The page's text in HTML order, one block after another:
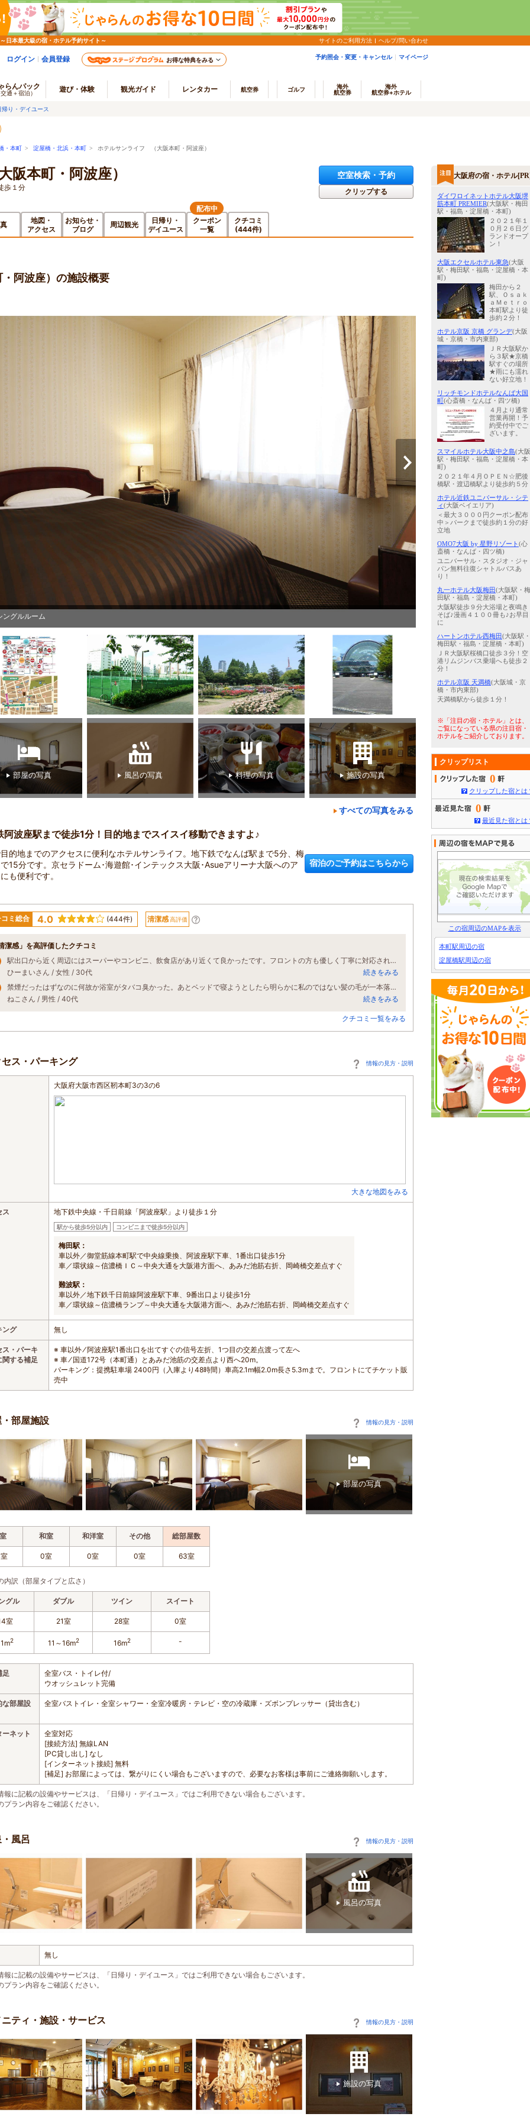
日本最大級の宿・ホテル予約サイト～ サイトのご利用方法 ヘルプ/問い合わせ
ログイン 会員登録 お得な特典をみる 予約照会・変更・キャンセル マイページ
らんパック
交通＋宿泊） 遊び・体験 観光ガイド レンタカー 航空券 ゴルフ
海外
航空券
海外
航空券+ホテル
帰り・デイユース
・本町 > 淀屋橋・北浜・本町 > ホテルサンライフ （大阪本町・阿波座）
本町・阿波座）
歩１分
空室検索・予約
クリップする
地図・
アクセス
お知らせ・
ブログ
周辺観光
日帰り・
デイユース
クーポン
一覧
配布中
クチコミ
(444件)
阿波座）の施設概要
インルームの一例 【元気朝食カレーバイキン
部屋の写真 風呂の写真 料理の写真 施設の写真
すべての写真をみる
阿波座駅まで徒歩1分！目的地までスイスイ移動できますよ♪
的地までのアクセスに便利なホテルサンライフ。地下鉄でなんば駅まで5分、梅
15分です。京セラドーム･海遊館･インテックス大阪･Asueアリーナ大阪へのア
も便利です。
宿泊のご予約はこちらから
コミ総合 4.0 (444件) 清潔感高評価
清潔感」を高評価したクチコミ
駅出口から近く周辺にはスーパーやコンビニ、飲食店があり近くて良かったです。フロントの方も優しく丁寧に対応されていて気持ちよかったです。次も利用したいですね。ありがとうございました！
ひーまいさん / 女性 / 30代
続きをみる
禁煙だったはずなのに何故か浴室がタバコ臭かった。あとベッドで寝ようとしたら明らかに私のではない髪の毛が一本落ちていた。だが、そんなことは全く気にしていない。フロントの男性の接客も満点だったし、チェックアウト時には清掃の担当の女性にも「いってらっしゃいませ」と言ってもらえた。これだけでもう満点。地下鉄から出てすぐにホテルには着いたし、周囲の環境も良好。大阪に行くときはまた利用します。
ねこさん / 男性 / 40代
続きをみる
クチコミ一覧をみる
セス・パーキング 情報の見方・説明
大阪府大阪市西区靭本町3の3の6
大きな地図をみる
ス 地下鉄中央線・千日前線「阿波座駅」より徒歩１分
駅から徒歩5分以内 コンビニまで徒歩5分以内
梅田駅：
車以外／御堂筋線本町駅で中央線乗換、阿波座駅下車、1番出口徒歩1分
車／環状線～信濃橋ＩＣ～中央大通を大阪港方面へ、あみだ池筋右折、岡崎橋交差点すぐ
難波駅：
車以外／地下鉄千日前線阿波座駅下車、9番出口より徒歩1分
車／環状線～信濃橋ランプ～中央大通を大阪港方面へ、あみだ池筋右折、岡崎橋交差点すぐ
ング 無し
ス・パーキ
関する補足
※ 車以外 ⁄ 阿波座駅1番出口を出てすぐの信号左折、1つ目の交差点渡って左へ
※ 車 ⁄ 国道172号（本町通）とあみだ池筋の交差点より西へ20m。
パーキング：提携駐車場 2400円（入庫より48時間）車高2.1m幅2.0m長さ5.3mまで。フロントにてチケット販
売中
部屋施設 情報の見方・説明
部屋の写真
和室 和洋室 その他 総部屋数
0室 0室 0室 63室
訳（部屋タイプと広さ）
グル ダブル ツイン スイート
室 21室 28室 0室
2 11～16m2 16m2 -
足
全室バス・トイレ付/
ウオッシュレット完備
な部屋設
全室バストイレ・全室シャワー・全室冷暖房・テレビ・空の冷蔵庫・ズボンプレッサー（貸出含む）
ーネット
全室対応
[接続方法] 無線LAN
[PC貸し出し] なし
[インターネット接続] 無料
[補足] お部屋によっては、繋がりにくい場合もございますので、必要なお客様は事前にご連絡御願いします。
報に記載の設備やサービスは、「日帰り・デイユース」ではご利用できない場合もございます。
プラン内容をご確認ください。
風呂 情報の見方・説明
風呂の写真
無し
報に記載の設備やサービスは、「日帰り・デイユース」ではご利用できない場合もございます。
プラン内容をご確認ください。
ティ・施設・サービス 情報の見方・説明
施設の写真
大阪府の宿・ホテル
ダイワロイネットホテル大阪堺
筋本町 PREMIER(大阪駅・梅田
駅・福島・淀屋橋・本町)
２０２１年１
０月２６日グ
ランドオープ
ン！
大阪エクセルホテル東急(大阪
駅・梅田駅・福島・淀屋橋・本
町)
梅田から２
駅、Ｏｓａｋ
ａＭｅｔｒｏ
本町駅より徒
歩約２分！
ホテル京阪 京橋 グランデ(大阪
城・京橋・市内東部)
ＪＲ大阪駅か
ら３駅★京橋
駅すぐの場所
★雨にも濡れ
ない好立地！
リッチモンドホテルなんば大国
町 (心斎橋・なんば・四ツ橋)
４月より通常
営業再開！予
約受付中でご
ざいます。
スマイルホテル大阪中之島(大阪
駅・梅田駅・福島・淀屋橋・本
町)
２０２１年４月ＯＰＥＮ☆肥後
橋駅・渡辺橋駅より徒歩約５分
ホテル近鉄ユニバーサル・シテ
ィ(大阪ベイエリア)
＜最大３０００円クーポン配布
中＞パークまで徒歩約１分の好
立地
OMO7大阪 by 星野リゾート(心
斎橋・なんば・四ツ橋)
ユニバーサル・スタジオ・ジャ
パン無料往復シャトルバスあ
り！
丸一ホテル大阪梅田(大阪駅・梅
田駅・福島・淀屋橋・本町)
大阪駅徒歩９分大浴場と夜鳴き
そば♪漫画４１００冊も♪お早目
に
ハートンホテル西梅田(大阪駅・
梅田駅・福島・淀屋橋・本町)
ＪＲ大阪駅桜橋口徒歩３分！空
港リムジンバス乗場へも徒歩２
分！
ホテル京阪 天満橋(大阪城・京
橋・市内東部)
天満橋駅から徒歩１分！
※「注目の宿・ホテル」とは、
ご覧になっている県の注目宿・
ホテルをご紹介しております。
クリップリスト
0
クリップした宿とは
0
最近見た宿とは
この宿周辺のMAPを表示
本町駅周辺の宿
淀屋橋駅周辺の宿